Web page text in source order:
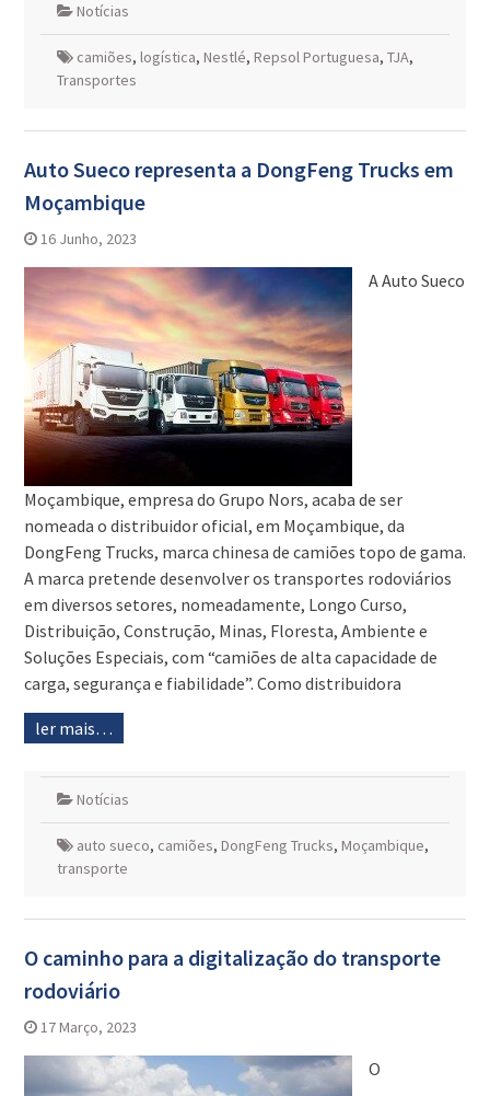
Notícias
camiões, logística, Nestlé, Repsol Portuguesa, TJA,
Transportes
Auto Sueco representa a DongFeng Trucks em
Moçambique
16 Junho, 2023
A Auto Sueco
Moçambique, empresa do Grupo Nors, acaba de ser
nomeada o distribuidor oficial, em Moçambique, da
DongFeng Trucks, marca chinesa de camiões topo de gama.
A marca pretende desenvolver os transportes rodoviários
em diversos setores, nomeadamente, Longo Curso,
Distribuição, Construção, Minas, Floresta, Ambiente e
Soluções Especiais, com “camiões de alta capacidade de
carga, segurança e fiabilidade”. Como distribuidora
ler mais…
Notícias
auto sueco, camiões, DongFeng Trucks, Moçambique,
transporte
O caminho para a digitalização do transporte
rodoviário
17 Março, 2023
O